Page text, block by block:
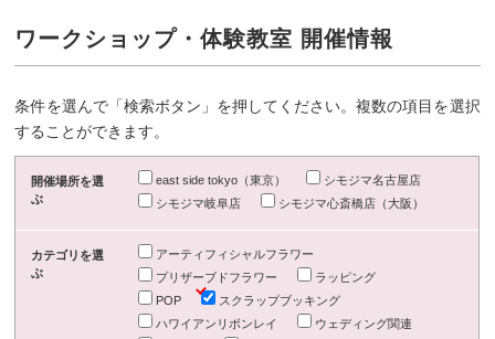
ワークショップ・体験教室 開催情報
条件を選んで「検索ボタン」を押してください。複数の項目を選択
することができます。
開催場所を選
ぶ
east side tokyo（東京）
シモジマ名古屋店
シモジマ岐阜店
シモジマ心斎橋店（大阪）
カテゴリを選
ぶ
アーティフィシャルフラワー
プリザーブドフラワー
ラッピング
POP
スクラップブッキング
ハワイアンリボンレイ
ウェディング関連